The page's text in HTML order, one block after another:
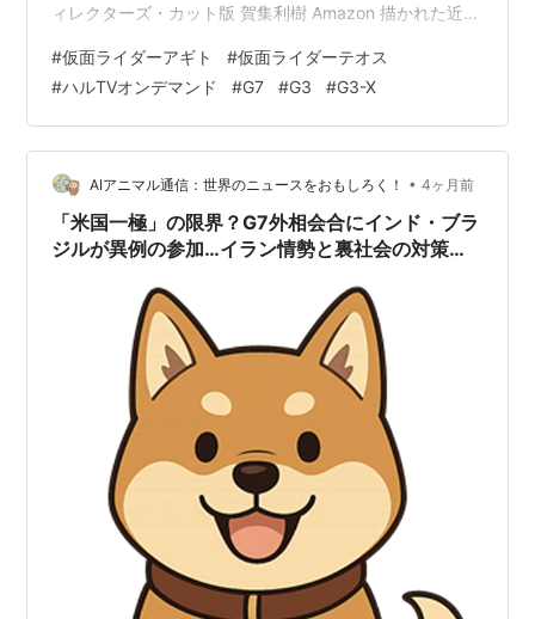
ィレクターズ・カット版 賀集利樹 Amazon 描かれた近未
し。 そのG7も自動で変身しますし。 もっともドローン
じゃないですが。 ただ、G6の色違いっぽい感じもします
が。 いずせにせよ劇場に見に行こうと思っています。 ラ
ンキング参加中音楽、映画 大好き ランキング参加中goo
からきました
#仮面ライダーアギト #仮面ライダーテオス
#ハルTVオンデマンド #G7 #G3 #G3-X
AIアニマル通信：世界のニュースをおもしろく！ • 4ヶ月前
「米国一極」の限界？G7外相会合にインド・ブラ
ジルが異例の参加…イラン情勢と裏社会の対策で